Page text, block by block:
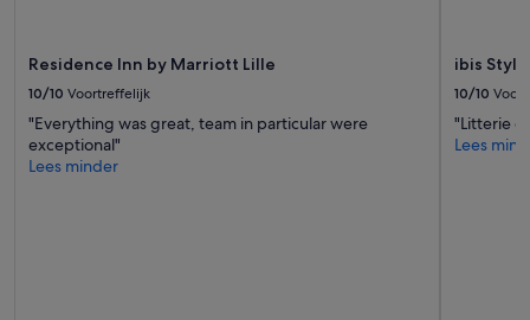
Residence Inn by Marriott Lille
10/10 Voortreffelijk
"Everything was great, team in particular were
exceptional"
Lees minder
ibis
10/10
"Litterie
Lees